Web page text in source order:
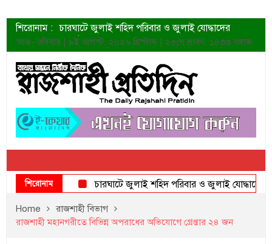
শিরোনাম : চারঘাটে জুলাই শহিদ পরিবার ও জুলাই যোদ্ধাদের
সংবর্ধনা
শহীদদের প্রত্যাশা এখনো পূরণ হয়নি: ডা. শফিকুর রহমান
ত্বক ভালো রাখতে যে ৫ কাজ করবেন
জুলাই স্মৃতি জাদুঘরের দুয়ার খুলেছে উদ্বোধন করলেন
প্রধানমন্ত্রী
শাহরুখের নতুন সিনেমার লুক
কোয়ার্টার ফাইনালে নেইমারের দুর্দান্ত অ্যাসিস্টে সান্তোস
ডেনিস লিয়ামিন রাশিয়ার ড্রোন বাহিনীর প্রধান হলেন
জুলাই শহিদদের আত্মত্যাগ জাতি চিরকাল শ্রদ্ধার সাথে
আজ- রবিবার | ৯ই আগস্ট, ২০২৬ খ্রিস্টাব্দ | ২৫শে শ্রাবণ, ১৪৩৩ বঙ্গাব্দ
শিরোনাম চারঘাটে জুলাই শহিদ পরিবার ও জুলাই যোদ্ধাদের
Home
রাজশাহী বিভাগ
রাজশাহী মহানগরীতে বিভিন্ন অপরাধের অভিযোগে গ্রেপ্তার ২৪ জন